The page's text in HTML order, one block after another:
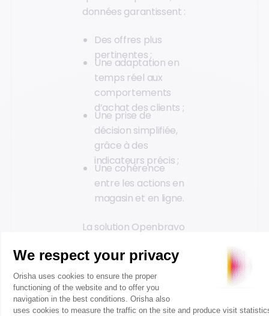
données garantissent :
Des offres plus
pertinentes ;
Une adaptation en
temps réel aux
comportements
d’achat des clients ;
Une prise de
décision simplifiée,
grâce à des
indicateurs précis ;
Une cohérence
entre les actions en
magasin et en ligne.
La solution Openbravo
de vos datas clients
pour une information
en temps réel quel
que soit le canal.